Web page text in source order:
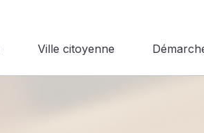
Ville citoyenne